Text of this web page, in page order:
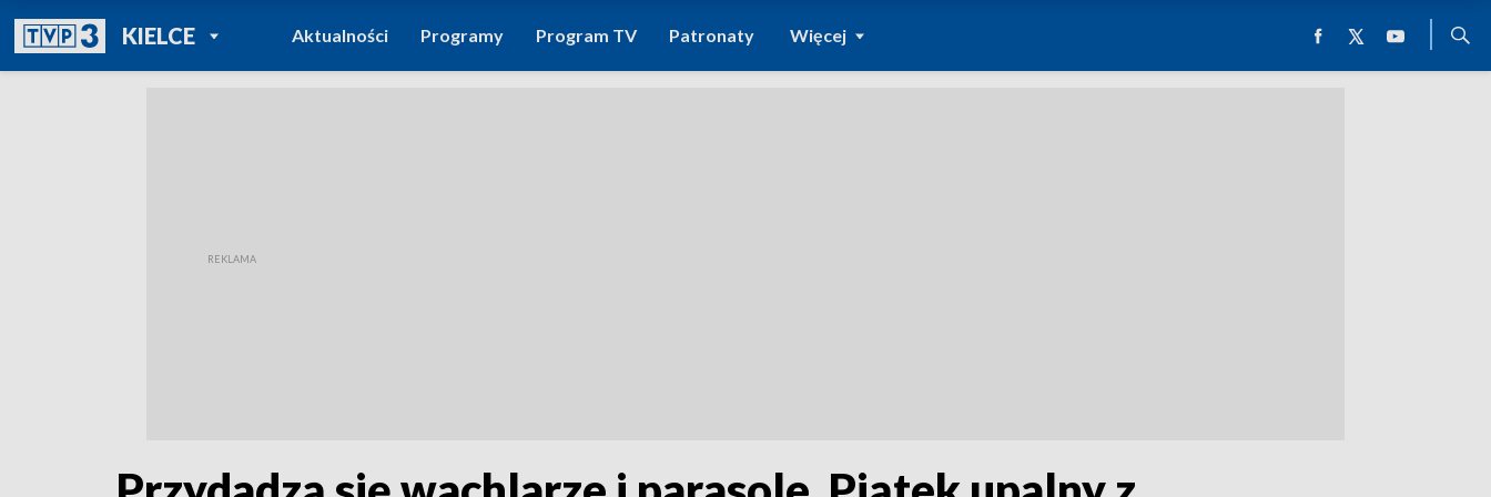
KIELCEPOWRÓT DO
TVP REGIONY
Aktualności Programy Program TV Patronaty Więcej